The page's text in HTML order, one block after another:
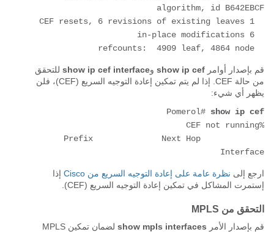
قم بإصدار أوامر show ip cef وshow ip cef interface للتحقق
من حالة CEF. إذا لم يتم تمكين إعادة التوجيه السريع (CEF)، فلن
يظهر أي شيء:
Pomerol# show ip cef
Prefix              Next Hop
Interface
ارجع إلى نظرة عامة على إعادة التوجيه السريع من Cisco
إذا
إستمرت المشاكل في تمكين إعادة التوجيه السريع (CEF).
التحقق من MPLS
قم بإصدار الأمر show mpls interfaces
لضمان تمكين MPLS